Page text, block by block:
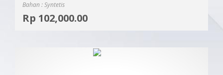
Bahan : Syntetis
Rp 102,000.00